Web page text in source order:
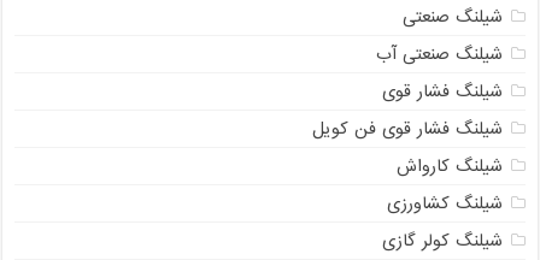
شیلنگ صنعتی
شیلنگ صنعتی آب
شیلنگ فشار قوی
شیلنگ فشار قوی فن کویل
شیلنگ کارواش
شیلنگ کشاورزی
شیلنگ کولر گازی